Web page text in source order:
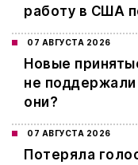
работу в США
07 АВГУСТА 2026
Новые
не
они?
07 АВГУСТА 2026
Потеряла